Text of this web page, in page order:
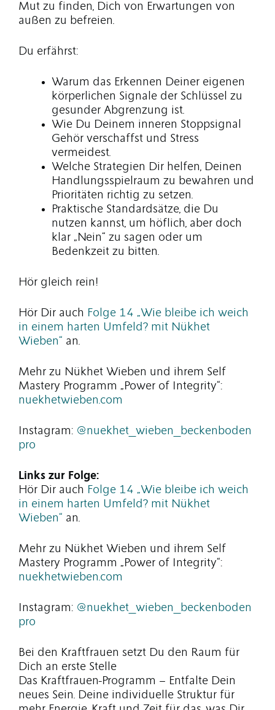
Mut zu finden, Dich von Erwartungen von
außen zu befreien.
Du erfährst:
Warum das Erkennen Deiner eigenen
körperlichen Signale der Schlüssel zu
gesunder Abgrenzung ist.
Wie Du Deinem inneren Stoppsignal
Gehör verschaffst und Stress
vermeidest.
Welche Strategien Dir helfen, Deinen
Handlungsspielraum zu bewahren und
Prioritäten richtig zu setzen.
Praktische Standardsätze, die Du
nutzen kannst, um höflich, aber doch
klar „Nein“ zu sagen oder um
Bedenkzeit zu bitten.
Hör gleich rein!
Hör Dir auch Folge 14 „Wie bleibe ich weich
in einem harten Umfeld? mit Nükhet
Wieben“ an.
Mehr zu Nükhet Wieben und ihrem Self
Mastery Programm „Power of Integrity“:
nuekhetwieben.com
Instagram: @nuekhet_wieben_beckenboden
pro
Links zur Folge:
Hör Dir auch Folge 14 „Wie bleibe ich weich
in einem harten Umfeld? mit Nükhet
Wieben“ an.
Mehr zu Nükhet Wieben und ihrem Self
Mastery Programm „Power of Integrity“:
nuekhetwieben.com
Instagram: @nuekhet_wieben_beckenboden
pro
Bei den Kraftfrauen setzt Du den Raum für
Dich an erste Stelle
Das Kraftfrauen-Programm – Entfalte Dein
neues Sein. Deine individuelle Struktur für